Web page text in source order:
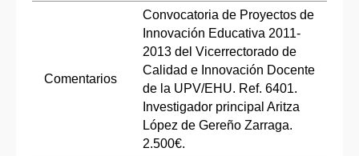
Comentarios
Convocatoria de Proyectos de
Innovación Educativa 2011-
2013 del Vicerrectorado de
Calidad e Innovación Docente
de la UPV/EHU. Ref. 6401.
Investigador principal Aritza
López de Gereño Zarraga.
2.500€.